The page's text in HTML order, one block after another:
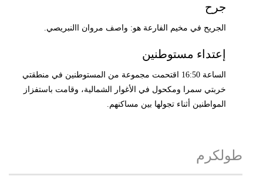
جرح
الجريح في مخيم الفارعة هو: واصف مروان االنبريصي.
إعتداء مستوطنين
الساعة 16:50 اقتحمت مجموعة من المستوطنين في منطقتي
خربتي سمرا ومكحول في الأغوار الشمالية، وقامت باستفزاز
المواطنين أثناء تجولها بين مساكنهم.
طولكرم